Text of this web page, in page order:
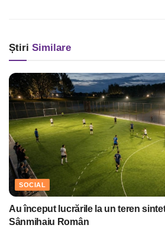
Știri Similare
SOCIAL
Au început lucrările la un teren
Sânmihaiu Român